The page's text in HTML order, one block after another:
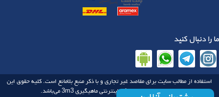
ما را دنبال کنید
استفاده از مطالب سایت برای مقاصد غیر تجاری و با ذکر منبع بلامانع است. کلیه حقوق این
سایت متعلق به فروشگاه اینترنتی ماهیگیری‌‌3m3 می‌باشد.